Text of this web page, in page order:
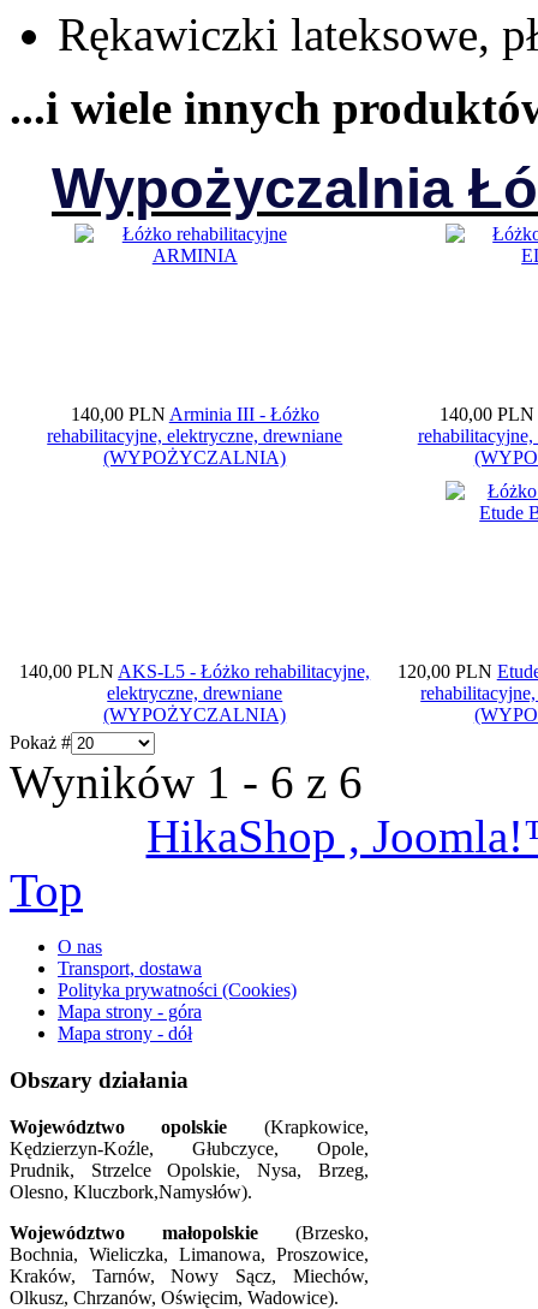
Rękawiczki lateksowe,
...i wiele innych
Wypożyczalnia
140,00 PLN Arminia III - Łóżko
rehabilitacyjne, elektryczne, drewniane
(WYPOŻYCZALNIA)
140,00 PLN
140,00 PLN AKS-L5 - Łóżko rehabilitacyjne,
elektryczne, drewniane
(WYPOŻYCZALNIA)
120,00 PLN
Pokaż #
Wyników 1 - 6 z 6
HikaShop ,
Top
O nas
Transport, dostawa
Polityka prywatności (Cookies)
Mapa strony - góra
Mapa strony - dół
Obszary działania
Województwo opolskie (Krapkowice,
Kędzierzyn-Koźle, Głubczyce, Opole,
Prudnik, Strzelce Opolskie, Nysa, Brzeg,
Olesno, Kluczbork,Namysłów).
Województwo małopolskie(Brzesko,
Bochnia, Wieliczka, Limanowa, Proszowice,
Kraków, Tarnów, Nowy Sącz, Miechów,
Olkusz, Chrzanów, Oświęcim, Wadowice).